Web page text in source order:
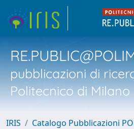
pubblicazioni di
Politecnico di Milano
IRIS
Catalogo Pubblicazioni